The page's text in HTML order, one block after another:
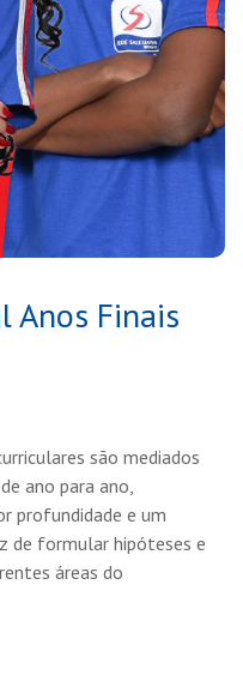
Anos Finais
são mediados
ano para ano,
profundidade e um
de formular hipóteses e
áreas do